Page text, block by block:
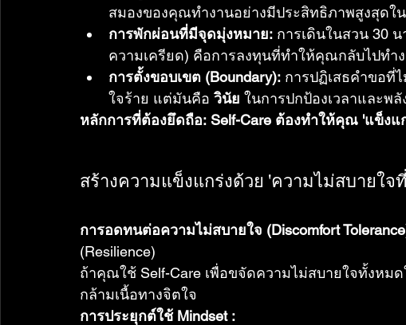
สมองของคุณทำงานอย่างมีประสิทธิภาพสูงสุดใ
การพักผ่อนที่มีจุดมุ่งหมาย: การเดินในสวน 30
ความเครียด) คือการลงทุนที่ทำให้คุณกลับไปท
การตั้งขอบเขต (Boundary): การปฏิเสธคำขอที่
ใจร้าย แต่มันคือ วินัย ในการปกป้องเวลาและพ
หลักการที่ต้องยึดถือ: Self-Care ต้องทำให้คุณ 'แข็งแ
สร้างความแข็งแกร่งด้วย 'ความไม่สบายใจ
การอดทนต่อความไม่สบายใจ (Discomfort
(Resilience)
ถ้าคุณใช้ Self-Care เพื่อขจัดความไม่สบายใจทั้งห
กล้ามเนื้อทางจิตใจ
การประยุกต์ใช้ Mindset :